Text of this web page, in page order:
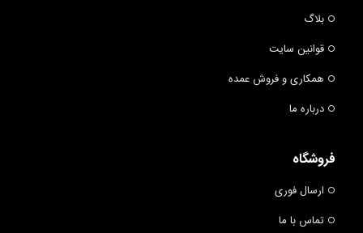
بلاگ
قوانین سایت
همکاری و فروش عمده
درباره ما
فروشگاه
ارسال فوری
تماس با ما